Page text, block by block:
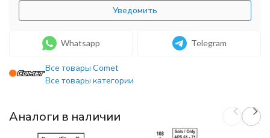
Уведомить
Whatsapp Telegram
Все товары Comet
Все товары категории
Аналоги в наличии